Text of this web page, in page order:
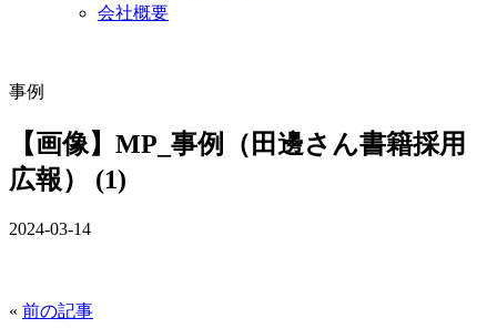
会社概要
事例
【画像】MP_事例（田邊さん書籍採用
広報） (1)
2024-03-14
« 前の記事